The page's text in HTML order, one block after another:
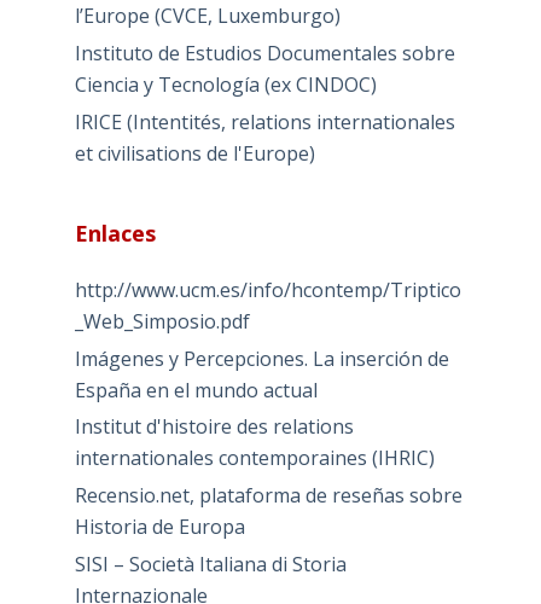
l’Europe (CVCE, Luxemburgo)
Instituto de Estudios Documentales sobre
Ciencia y Tecnología (ex CINDOC)
IRICE (Intentités, relations internationales
et civilisations de l'Europe)
Enlaces
http://www.ucm.es/info/hcontemp/Triptico
_Web_Simposio.pdf
Imágenes y Percepciones. La inserción de
España en el mundo actual
Institut d'histoire des relations
internationales contemporaines (IHRIC)
Recensio.net, plataforma de reseñas sobre
Historia de Europa
SISI – Società Italiana di Storia
Internazionale